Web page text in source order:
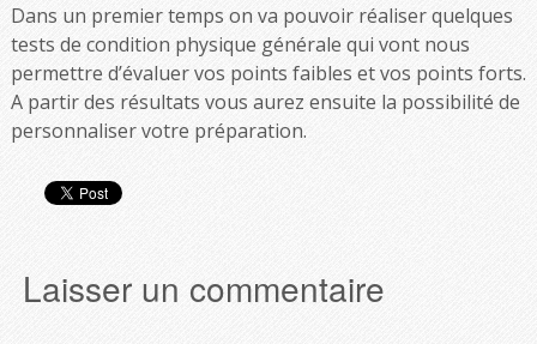
Dans un premier temps on va pouvoir réaliser quelques
tests de condition physique générale qui vont nous
permettre d’évaluer vos points faibles et vos points forts.
A partir des résultats vous aurez ensuite la possibilité de
personnaliser votre préparation.
Laisser un commentaire